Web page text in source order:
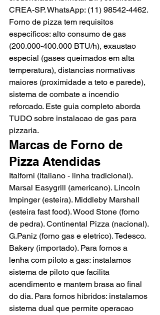
CREA-SP. WhatsApp: (11) 98542-4462.
Forno de pizza tem requisitos
especificos: alto consumo de gas
(200.000-400.000 BTU/h), exaustao
especial (gases queimados em alta
temperatura), distancias normativas
maiores (proximidade a teto e parede),
sistema de combate a incendio
reforcado. Este guia completo aborda
TUDO sobre instalacao de gas para
pizzaria.
Marcas de Forno de
Pizza Atendidas
Italforni (italiano - linha tradicional).
Marsal Easygrill (americano). Lincoln
Impinger (esteira). Middleby Marshall
(esteira fast food). Wood Stone (forno
de pedra). Continental Pizza (nacional).
G.Paniz (forno gas e eletrico). Tedesco.
Bakery (importado). Para fornos a
lenha com piloto a gas: instalamos
sistema de piloto que facilita
acendimento e mantem brasa ao final
do dia. Para fornos hibridos: instalamos
sistema dual que permite operacao